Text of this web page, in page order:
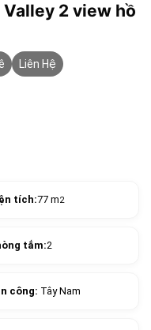
2 view hồ
Liên Hệ
tích:77 m2
tắm:2
công: Tây Nam